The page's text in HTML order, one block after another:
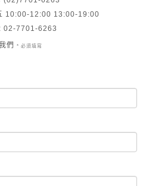
10:00-12:00 13:00-19:00
02-7701-6263
們
* 必須填寫